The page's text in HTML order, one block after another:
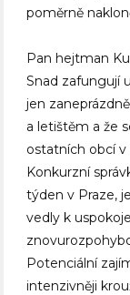
poměrně
Pan hejtman
Snad zafungují
jen
a letištěm a že
ostatních obcí v
Konkurzní
týden v Praze,
vedly k
Potenciální
intenzivněji